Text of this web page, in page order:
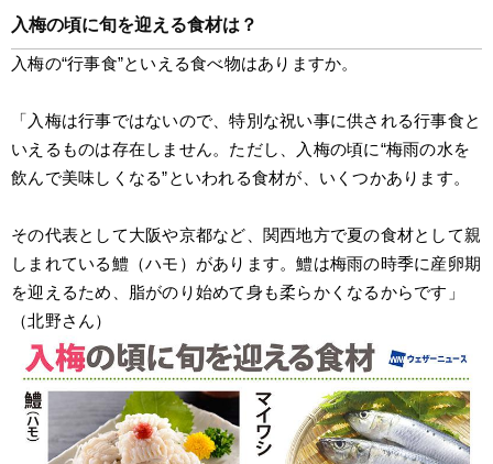
入梅の頃に旬を迎える食材は？
入梅の“行事食”といえる食べ物はありますか。
「入梅は行事ではないので、特別な祝い事に供される行事食と
いえるものは存在しません。ただし、入梅の頃に“梅雨の水を
飲んで美味しくなる”といわれる食材が、いくつかあります。
その代表として大阪や京都など、関西地方で夏の食材として親
しまれている鱧（ハモ）があります。鱧は梅雨の時季に産卵期
を迎えるため、脂がのり始めて身も柔らかくなるからです」
（北野さん）